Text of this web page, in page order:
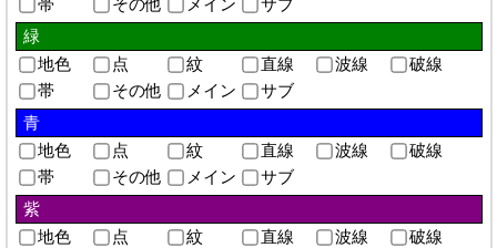
緑
地色
点 紋 直線 波線
破線
帯
その他 メイン
サブ
青
地色
点 紋 直線 波線
破線
帯
その他 メイン
サブ
紫
地色
点 紋 直線 波線
破線